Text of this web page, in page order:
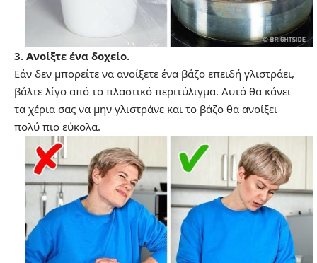
3. Ανοίξτε ένα δοχείο.
Εάν δεν μπορείτε να ανοίξετε ένα βάζο επειδή γλιστράει,
βάλτε λίγο από το πλαστικό περιτύλιγμα. Αυτό θα κάνει
τα χέρια σας να μην γλιστράνε και το βάζο θα ανοίξει
πολύ πιο εύκολα.